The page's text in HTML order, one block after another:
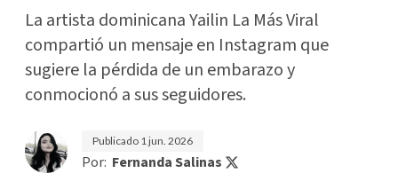
La artista dominicana Yailin La Más Viral
compartió un mensaje en Instagram que
sugiere la pérdida de un embarazo y
conmocionó a sus seguidores.
Publicado 1 jun. 2026
Por: Fernanda Salinas